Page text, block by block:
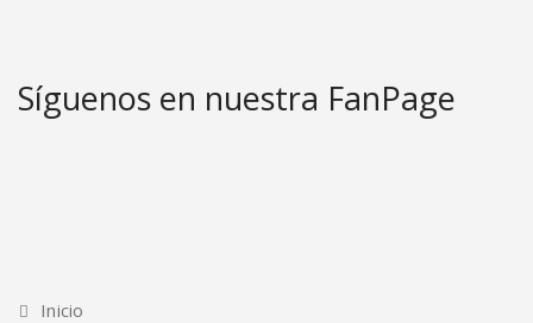
Síguenos en nuestra FanPage
Inicio